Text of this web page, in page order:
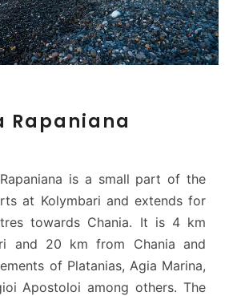
p
g
g
i
a
R
a
p
Rapaniana
is a small part of the
at Kolymbari and extends for
towards Chania. It is 4 km
and 20 km from Chania and
of Platanias, Agia Marina,
Apostoloi among others. The